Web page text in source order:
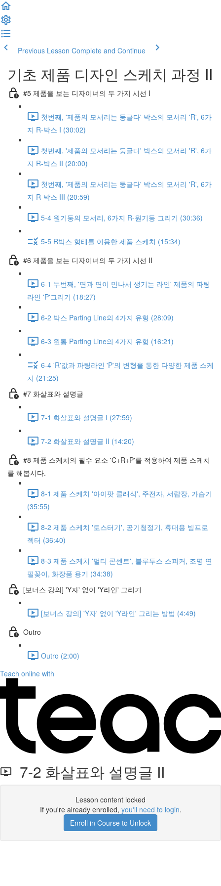
Previous Lesson Complete and Continue
기초 제품 디자인 스케치 과정 II
#5 제품을 보는 디자이너의 두 가지 시선 I
첫번째, '제품의 모서리는 둥글다' 박스의 모서리 'R', 6가
지 R-박스 I (30:02)
첫번째, '제품의 모서리는 둥글다' 박스의 모서리 'R', 6가
지 R-박스 II (20:00)
첫번째, '제품의 모서리는 둥글다' 박스의 모서리 'R', 6가
지 R-박스 III (20:59)
5-4 원기둥의 모서리, 6가지 R-원기둥 그리기 (30:36)
5-5 R박스 형태를 이용한 제품 스케치 (15:34)
#6 제품을 보는 디자이너의 두 가지 시선 II
6-1 두번째, '면과 면이 만나서 생기는 라인' 제품의 파팅
라인 'P'그리기 (18:27)
6-2 박스 Parting Line의 4가지 유형 (28:09)
6-3 원통 Parting Line의 4가지 유형 (16:21)
6-4 'R'값과 파팅라인 'P'의 변형을 통한 다양한 제품 스케
치 (21:25)
#7 화살표와 설명글
7-1 화살표와 설명글 I (27:59)
7-2 화살표와 설명글 II (14:20)
#8 제품 스케치의 필수 요소 'C+R+P'를 적용하여 제품 스케치
를 해봅시다.
8-1 제품 스케치 '아이팟 클래식', 주전자, 서랍장, 가습기
(35:55)
8-2 제품 스케치 '토스터기', 공기청정기, 휴대용 빔프로
젝터 (36:40)
8-3 제품 스케치 '멀티 콘센트', 블루투스 스피커, 조명 연
필꽂이, 화장품 용기 (34:38)
[보너스 강의] 'Y자' 없이 'Y라인' 그리기
[보너스 강의] 'Y자' 없이 'Y라인' 그리는 방법 (4:49)
Outro
Outro (2:00)
Teach online with
7-2 화살표와 설명글 II
Lesson content locked
If you're already enrolled, you'll need to login.
Enroll in Course to Unlock